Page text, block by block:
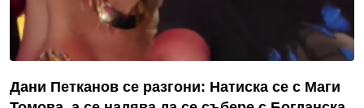
Дани Петканов се разгони: Натиска се с Маги